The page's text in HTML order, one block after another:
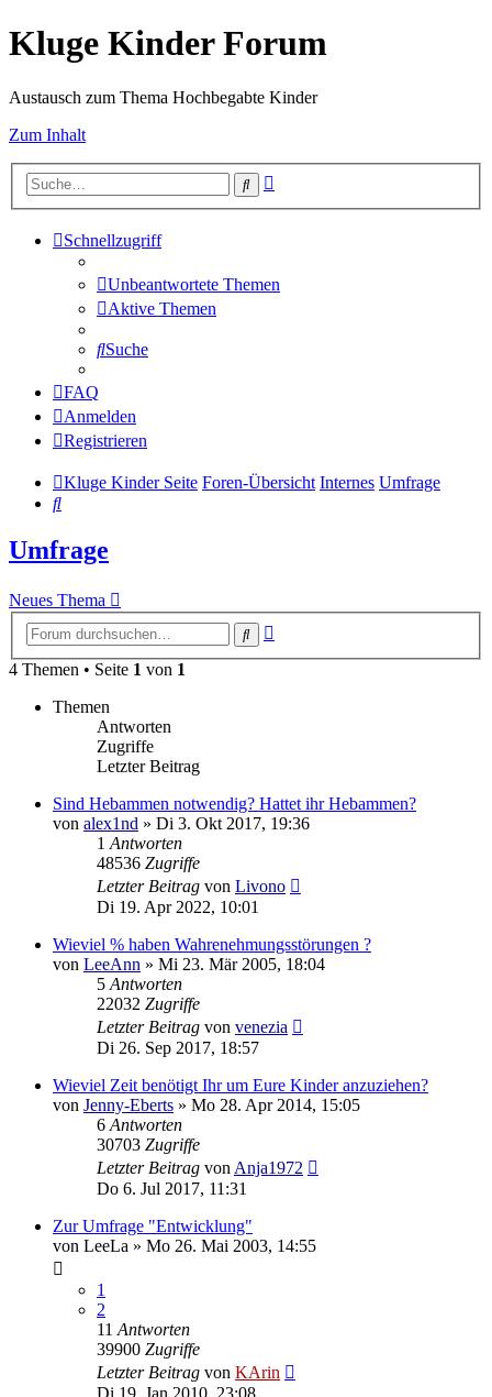
Kluge Kinder Forum
Austausch zum Thema Hochbegabte Kinder
Zum Inhalt
Suche
Schnellzugriff
Unbeantwortete Themen
Aktive Themen
Suche
FAQ
Anmelden
Registrieren
Kluge Kinder Seite Foren-Übersicht Internes Umfrage
Suche
Umfrage
Neues Thema
Suche
4 Themen • Seite 1 von 1
Themen
Antworten
Zugriffe
Letzter Beitrag
Sind Hebammen notwendig? Hattet ihr Hebammen?
von alex1nd » Di 3. Okt 2017, 19:36
1 Antworten
48536 Zugriffe
Letzter Beitrag von Livono
Di 19. Apr 2022, 10:01
Wieviel % haben Wahrenehmungsstörungen ?
von LeeAnn » Mi 23. Mär 2005, 18:04
5 Antworten
22032 Zugriffe
Letzter Beitrag von venezia
Di 26. Sep 2017, 18:57
Wieviel Zeit benötigt Ihr um Eure Kinder anzuziehen?
von Jenny-Eberts » Mo 28. Apr 2014, 15:05
6 Antworten
30703 Zugriffe
Letzter Beitrag von Anja1972
Do 6. Jul 2017, 11:31
Zur Umfrage "Entwicklung"
von LeeLa » Mo 26. Mai 2003, 14:55
1
2
11 Antworten
39900 Zugriffe
Letzter Beitrag von KArin
Di 19. Jan 2010, 23:08